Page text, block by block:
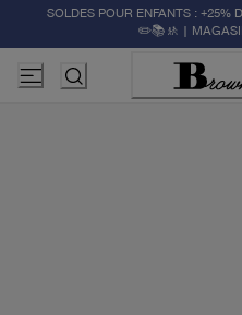
SOLDES POUR ENFANTS : +25%
✏️📚🚸 |